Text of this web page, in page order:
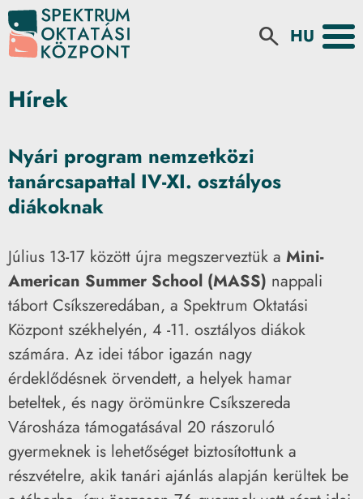
search Select your
Hírek
Nyári program nemzetközi
tanárcsapattal IV-XI. osztályos
diákoknak
Július 13-17 között újra megszerveztük a Mini-
American Summer School (MASS) nappali
tábort Csíkszeredában, a Spektrum Oktatási
Központ székhelyén, 4 -11. osztályos diákok
számára. Az idei tábor igazán nagy
érdeklődésnek örvendett, a helyek hamar
beteltek, és nagy örömünkre Csíkszereda
Városháza támogatásával 20 rászoruló
gyermeknek is lehetőséget biztosítottunk a
részvételre, akik tanári ajánlás alapján kerültek be